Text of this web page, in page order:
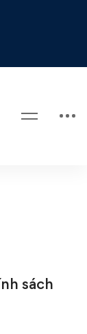
sách